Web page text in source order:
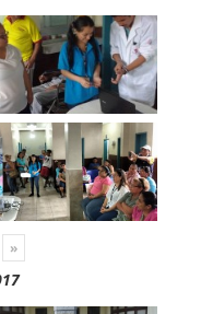
»